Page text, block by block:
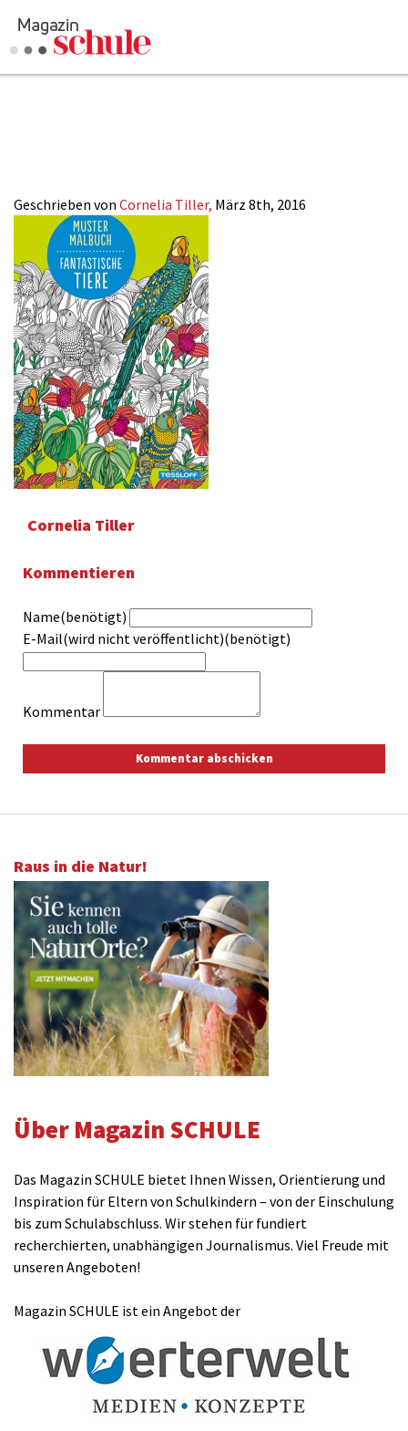
Mediadaten
Kontakt
Impressum
Anmelden
Geschrieben von Cornelia Tiller, März 8th, 2016
Cornelia Tiller
Kommentieren
Name(benötigt)
E-Mail(wird nicht veröffentlicht)(benötigt)
Kommentar
Raus in die Natur!
Über Magazin SCHULE
Das Magazin SCHULE bietet Ihnen Wissen, Orientierung und
Inspiration für Eltern von Schulkindern – von der Einschulung
bis zum Schulabschluss. Wir stehen für fundiert
recherchierten, unabhängigen Journalismus. Viel Freude mit
unseren Angeboten!
Magazin SCHULE ist ein Angebot der